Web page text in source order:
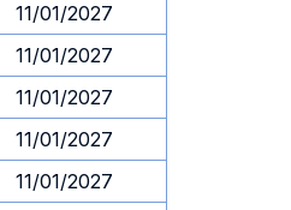
11/01/2027
11/01/2027
11/01/2027
11/01/2027
11/01/2027